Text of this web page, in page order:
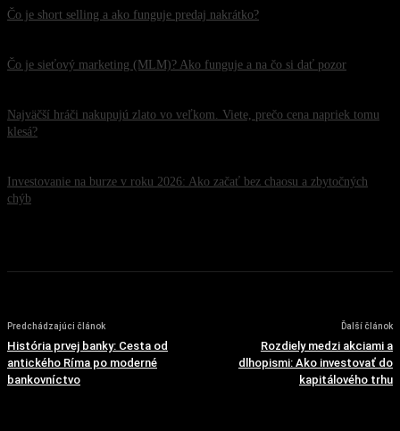
Čo je short selling a ako funguje predaj nakrátko?
Čo je sieťový marketing (MLM)? Ako funguje a na čo si dať pozor
Najväčší hráči nakupujú zlato vo veľkom. Viete, prečo cena napriek tomu
klesá?
Investovanie na burze v roku 2026: Ako začať bez chaosu a zbytočných
chýb
Predchádzajúci článok
História prvej banky: Cesta od
antického Ríma po moderné
bankovníctvo
Ďalší článok
Rozdiely medzi akciami a
dlhopismi: Ako investovať do
kapitálového trhu